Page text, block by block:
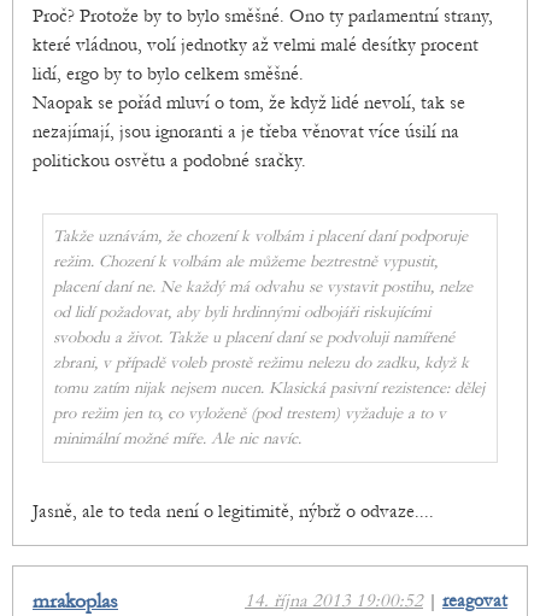
Proč? Protože by to bylo směšné. Ono ty parlamentní strany,
které vládnou, volí jednotky až velmi malé desítky procent
lidí, ergo by to bylo celkem směšné.
Naopak se pořád mluví o tom, že když lidé nevolí, tak se
nezajímají, jsou ignoranti a je třeba věnovat více úsilí na
politickou osvětu a podobné sračky.
Takže uznávám, že chození k volbám i placení daní podporuje
režim. Chození k volbám ale můžeme beztrestně vypustit,
placení daní ne. Ne každý má odvahu se vystavit postihu, nelze
od lidí požadovat, aby byli hrdinnými odbojáři riskujícími
svobodu a život. Takže u placení daní se podvoluji namířené
zbrani, v případě voleb prostě režimu nelezu do zadku, když k
tomu zatím nijak nejsem nucen. Klasická pasivní rezistence: dělej
pro režim jen to, co vyloženě (pod trestem) vyžaduje a to v
minimální možné míře. Ale nic navíc.
Jasně, ale to teda není o legitimitě, nýbrž o odvaze....
14. října 2013 19:00:52| reagovat
mrakoplas